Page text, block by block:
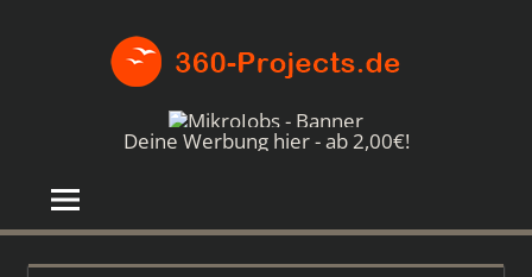
Seiten
im
Netz
Deine Werbung hier - ab 2,00€!